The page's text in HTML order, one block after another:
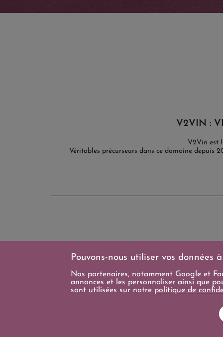
V2VIN :
V2Vin est
Véritables précurseurs dans ce domaine depuis
Comité de Dégustation
Sélection de nos Coups de cœur
Pouvons-nous utiliser vos données
Nos partenaires, notamment Google et
annonces et les personnaliser ainsi que
sont utilisées sur notre politique de